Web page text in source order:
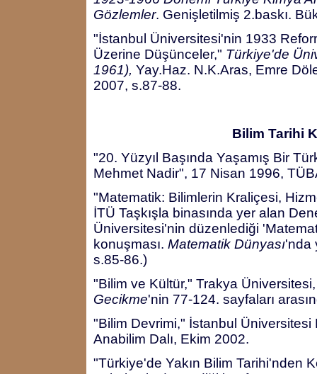
Gözlemler. Genişletilmiş 2.baskı.
"İstanbul Üniversitesi'nin 1933
Üzerine Düşünceler," Türkiye'de
1961), Yay.Haz. N.K.Aras, Emre
2007, s.87-88.
Bilim Tarihi
"20. Yüzyıl Başında Yaşamış Bir
Mehmet Nadir", 17 Nisan 1996,
"Matematik: Bilimlerin Kraliçesi,
İTÜ Taşkışla binasında yer alan
Üniversitesi'nin düzenlediği
konuşması. Matematik Dünyası'nda
s.85-86.)
"Bilim ve Kültür," Trakya
Gecikme'nin 77-124. sayfaları
"Bilim Devrimi," İstanbul
Anabilim Dalı, Ekim 2002.
"Türkiye'de Yakın Bilim Tarihi'nden